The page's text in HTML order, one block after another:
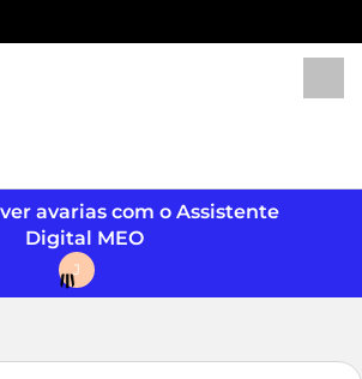
avarias com o Assistente
Digital MEO
J